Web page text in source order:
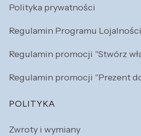
Polityka prywatności
Regulamin Programu
Regulamin promocji "Stwórz
Regulamin promocji "Prezent
POLITYKA
Zwroty i wymiany